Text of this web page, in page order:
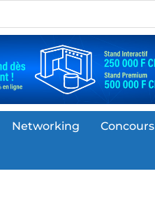
Networking Concours